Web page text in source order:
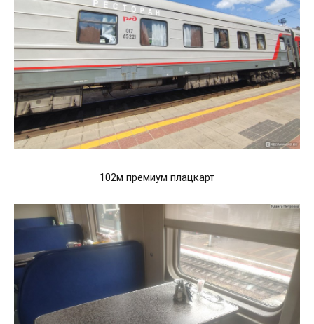
102м премиум плацкарт